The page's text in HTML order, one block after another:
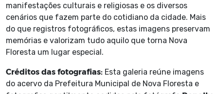
manifestações culturais e religiosas e os diversos
cenários que fazem parte do cotidiano da cidade. Mais
do que registros fotográficos, estas imagens preservam
memórias e valorizam tudo aquilo que torna Nova
Floresta um lugar especial.
Créditos das fotografias: Esta galeria reúne imagens
do acervo da Prefeitura Municipal de Nova Floresta e